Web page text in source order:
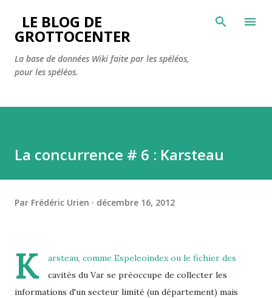
Accéder au contenu principal
LE BLOG DE
GROTTOCENTER
La base de données Wiki faite par les spéléos,
pour les spéléos.
La concurrence # 6 : Karsteau
Par Frédéric Urien décembre 16, 2012
K arsteau, comme Espeleoindex ou le fichier des
cavités du Var se préoccupe de collecter les
informations d'un secteur limité (un département) mais